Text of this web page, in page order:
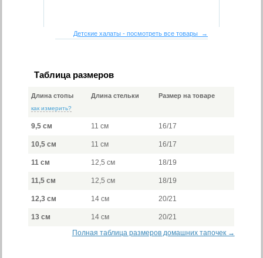
Детские халаты - посмотреть все товары →
Таблица размеров
Длина стопы
как измерить?
Длина стельки Размер на товаре
9,5 см 11 см 16/17
10,5 см 11 см 16/17
11 см 12,5 см 18/19
11,5 см 12,5 см 18/19
12,3 см 14 см 20/21
13 см 14 см
20/21
Полная таблица размеров домашних тапочек →